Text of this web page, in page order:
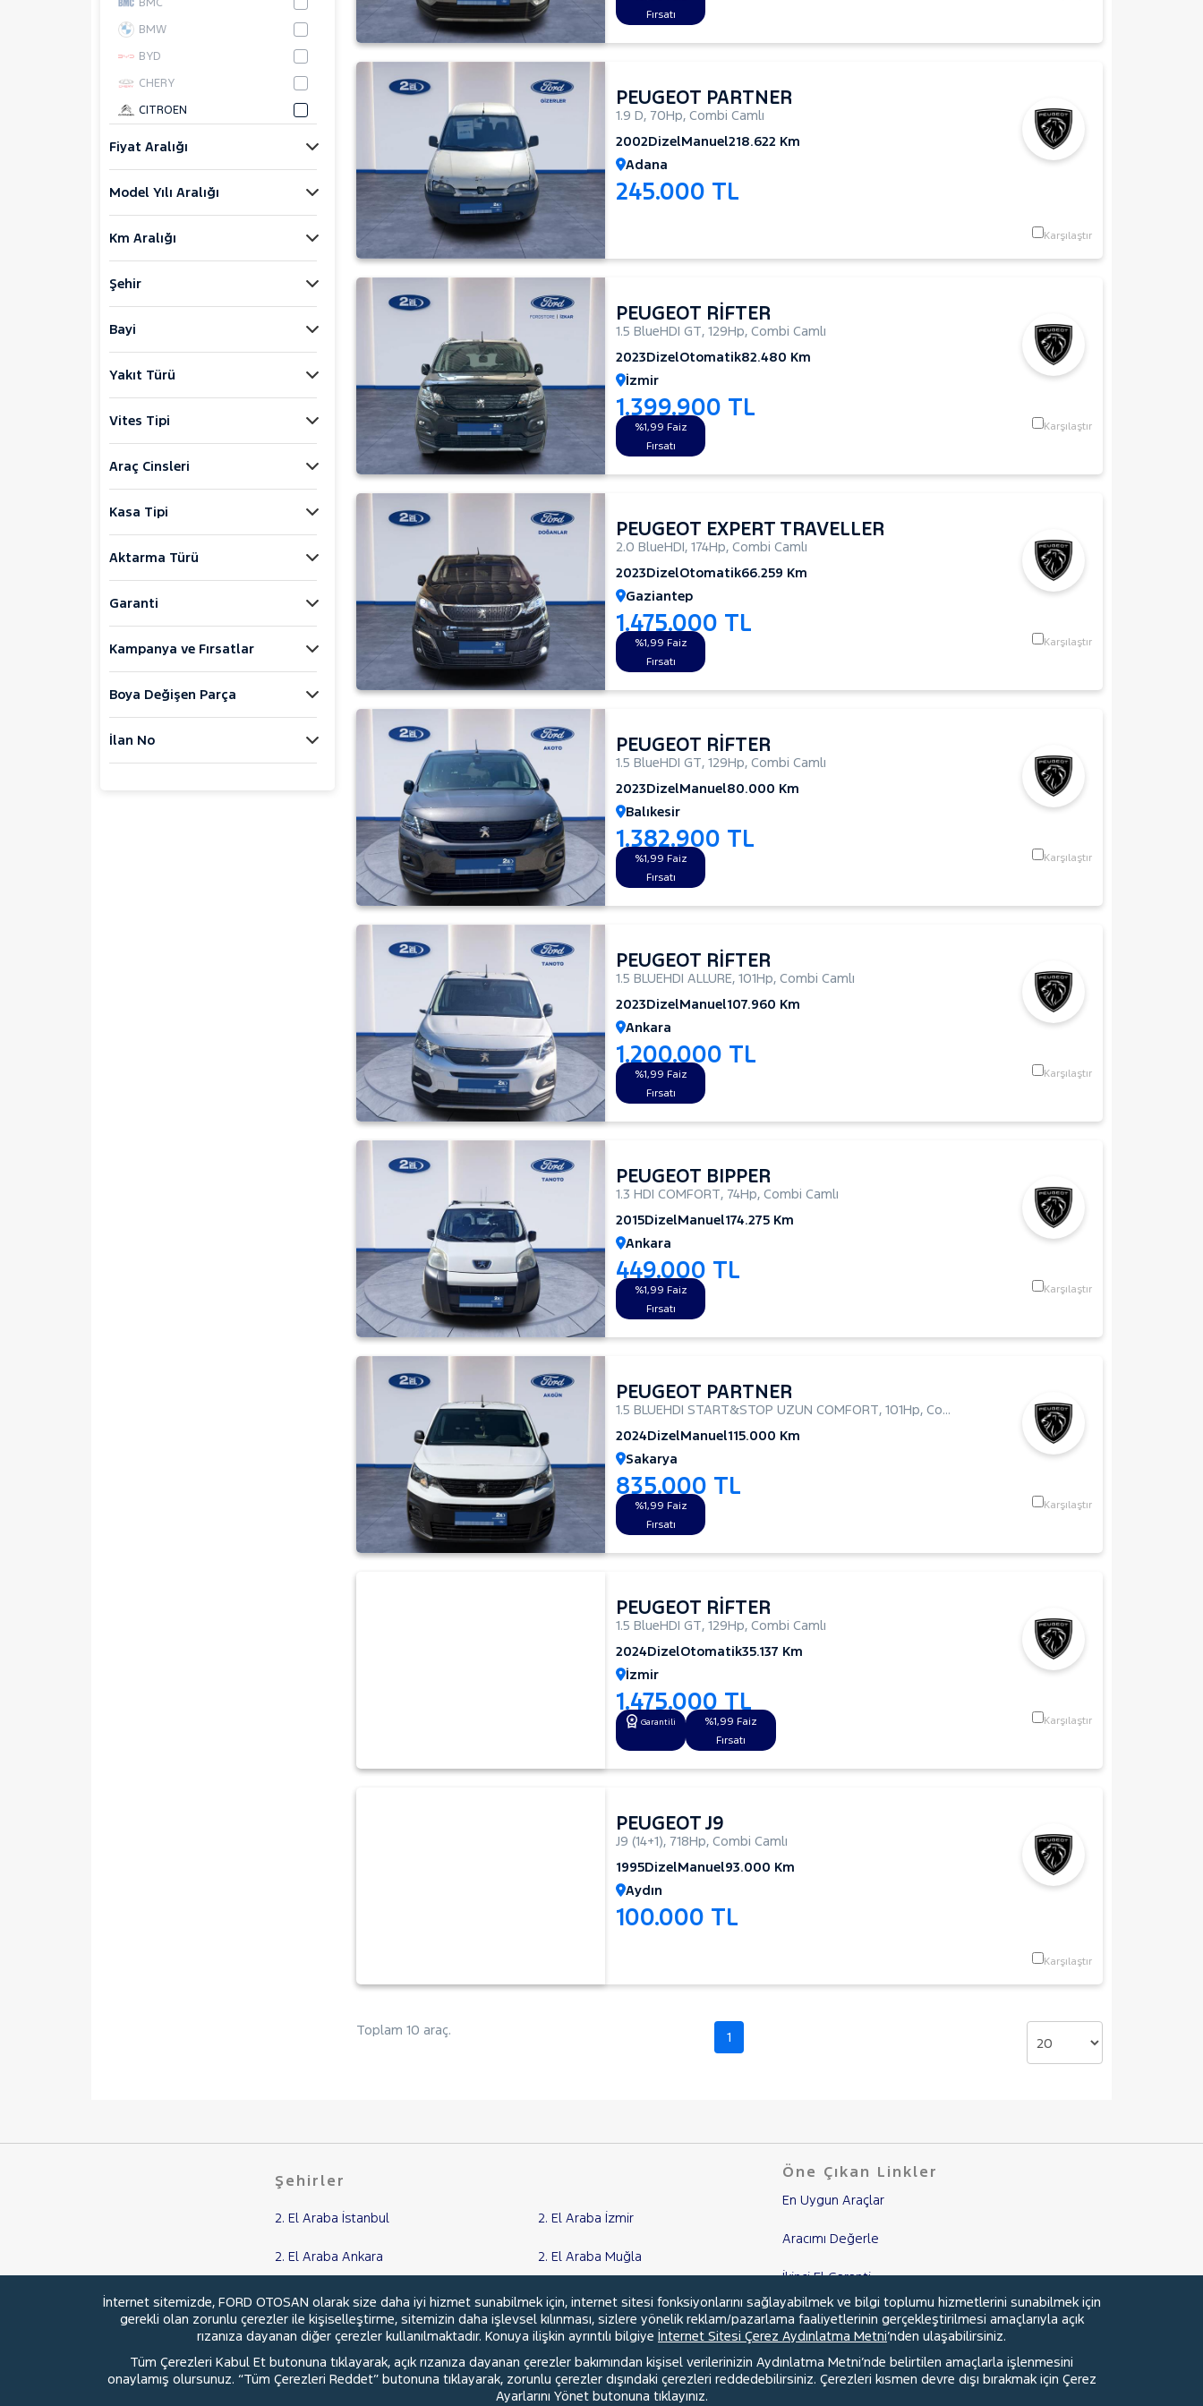
BMW
BYD
CHERY
CITROEN
DAIHATSU
FIAT
FORD
ISUZU
Iveco
KIA
LANCIA
MAN
MERCEDES-BENZ
MINI
NISSAN
OPEL
PEUGEOT
Fiyat Aralığı
Model Yılı Aralığı
Km Aralığı
Şehir
Bayi
Yakıt Türü
Vites Tipi
Araç Cinsleri
Kasa Tipi
Aktarma Türü
Garanti
Kampanya ve Fırsatlar
Boya Değişen Parça
İlan No
Fırsatı
PEUGEOT PARTNER
1.9 D, 70Hp, Combi Camlı
2002DizelManuel218.622 Km
Adana
245.000 TL
Karşılaştır
PEUGEOT RİFTER
1.5 BlueHDI GT, 129Hp, Combi Camlı
2023DizelOtomatik82.480 Km
İzmir
1.399.900 TL
%1,99 Faiz
Fırsatı
Karşılaştır
PEUGEOT EXPERT TRAVELLER
2.0 BlueHDI, 174Hp, Combi Camlı
2023DizelOtomatik66.259 Km
Gaziantep
1.475.000 TL
%1,99 Faiz
Fırsatı
Karşılaştır
PEUGEOT RİFTER
1.5 BlueHDI GT, 129Hp, Combi Camlı
2023DizelManuel80.000 Km
Balıkesir
1.382.900 TL
%1,99 Faiz
Fırsatı
Karşılaştır
PEUGEOT RİFTER
1.5 BLUEHDI ALLURE, 101Hp, Combi Camlı
2023DizelManuel107.960 Km
Ankara
1.200.000 TL
%1,99 Faiz
Fırsatı
Karşılaştır
PEUGEOT BIPPER
1.3 HDI COMFORT, 74Hp, Combi Camlı
2015DizelManuel174.275 Km
Ankara
449.000 TL
%1,99 Faiz
Fırsatı
Karşılaştır
PEUGEOT PARTNER
1.5 BLUEHDI START&STOP UZUN COMFORT, 101Hp, Combi Camlı
2024DizelManuel115.000 Km
Sakarya
835.000 TL
%1,99 Faiz
Fırsatı
Karşılaştır
PEUGEOT RİFTER
1.5 BlueHDI GT, 129Hp, Combi Camlı
2024DizelOtomatik35.137 Km
İzmir
1.475.000 TL
Garantili
%1,99 Faiz
Fırsatı
Karşılaştır
PEUGEOT J9
J9 (14+1), 718Hp, Combi Camlı
1995DizelManuel93.000 Km
Aydın
100.000 TL
Karşılaştır
Toplam 10 araç. 1
Şehirler
2. El Araba İstanbul 2. El Araba İzmir
2. El Araba Ankara 2. El Araba Muğla
2. El Araba Balıkesir 2. El Araba Adana
2. El Araba Kocaeli 2. El Araba Aydın
2. El Araba Samsun Tüm Şehirler
Öne Çıkan Linkler
En Uygun Araçlar
Aracımı Değerle
İkinci El Garanti
Kampanyalar
Kredi Hesaplama & Başvuru
İnternet sitemizde, FORD OTOSAN olarak size daha iyi hizmet sunabilmek için, internet sitesi fonksiyonlarını sağlayabilmek ve bilgi toplumu hizmetlerini sunabilmek için
gerekli olan zorunlu çerezler ile kişiselleştirme, sitemizin daha işlevsel kılınması, sizlere yönelik reklam/pazarlama faaliyetlerinin gerçekleştirilmesi amaçlarıyla açık
rızanıza dayanan diğer çerezler kullanılmaktadır. Konuya ilişkin ayrıntılı bilgiye İnternet Sitesi Çerez Aydınlatma Metni’nden ulaşabilirsiniz.
Tüm Çerezleri Kabul Et butonuna tıklayarak, açık rızanıza dayanan çerezler bakımından kişisel verilerinizin Aydınlatma Metni’nde belirtilen amaçlarla işlenmesini
onaylamış olursunuz. “Tüm Çerezleri Reddet” butonuna tıklayarak, zorunlu çerezler dışındaki çerezleri reddedebilirsiniz. Çerezleri kısmen devre dışı bırakmak için Çerez
Ayarlarını Yönet butonuna tıklayınız.